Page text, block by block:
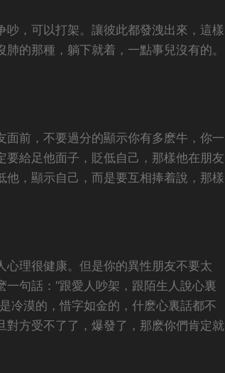
，可以打架。讓彼此都發洩出來，這樣
的那種，躺下就着，一點事兒沒有的。
前，不要過分的顯示你有多麽牛，你一
給足他面子，貶低自己，那樣他在朋友
，顯示自己，而是要互相捧着說，那樣
理很健康。但是你的異性朋友不要太
句話：“跟愛人吵架，跟陌生人說心裏
冷漠的，惜字如金的，什麽心裏話都不
方受不了了，爆發了，那麽你們肯定就